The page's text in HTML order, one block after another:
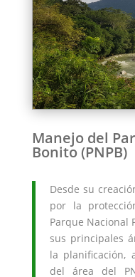
Manejo del
Bonito (PNPB)
Desde su
por la
Parque Nacional
sus principales
la planificación,
del área del